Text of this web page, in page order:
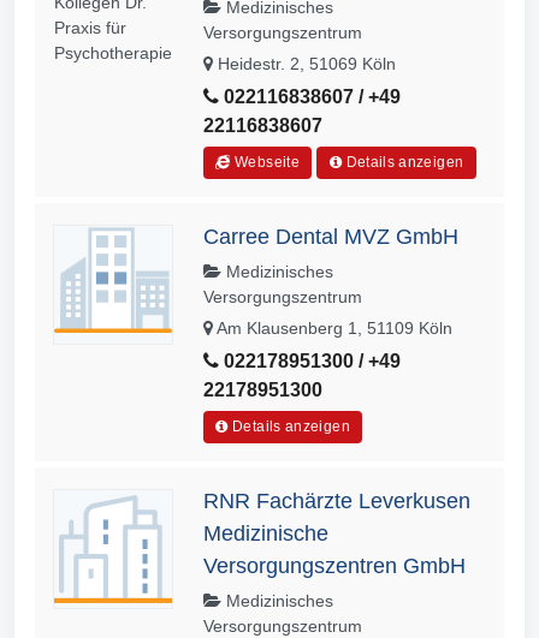
Medizinisches
Versorgungszentrum
Heidestr. 2, 51069 Köln
022116838607 / +49
22116838607
Webseite Details anzeigen
Carree Dental MVZ GmbH
Medizinisches
Versorgungszentrum
Am Klausenberg 1, 51109 Köln
022178951300 / +49
22178951300
Details anzeigen
RNR Fachärzte Leverkusen
Medizinische
Versorgungszentren GmbH
Medizinisches
Versorgungszentrum